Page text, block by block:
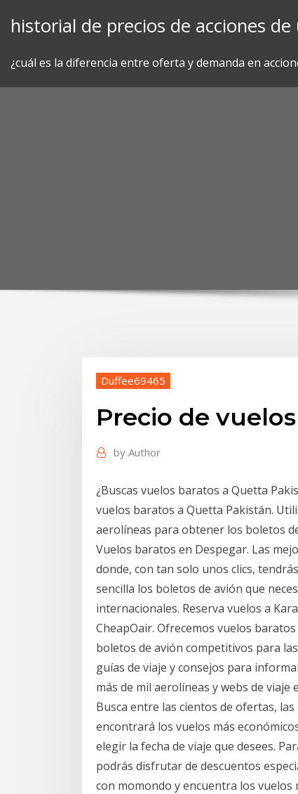
historial de precios de acciones
¿cuál es la diferencia entre oferta y demanda en
Duffee69465
Precio de
by Author
¿Buscas vuelos baratos a Quetta
vuelos baratos a Quetta Pakistán.
aerolíneas para obtener los boletos
Vuelos baratos en Despegar. Las
donde, con tan solo unos clics,
sencilla los boletos de avión que
internacionales. Reserva vuelos a
CheapOair. Ofrecemos vuelos
boletos de avión competitivos para
guías de viaje y consejos para
más de mil aerolíneas y webs de
Busca entre las cientos de ofertas,
encontrará los vuelos más
elegir la fecha de viaje que desees.
podrás disfrutar de descuentos
con momondo y encuentra los vuelos